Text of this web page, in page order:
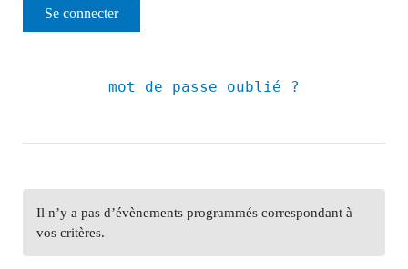
mot de passe oublié ?
Il n’y a pas d’évènements programmés correspondant à
vos critères.